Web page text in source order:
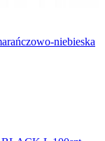
niebieska